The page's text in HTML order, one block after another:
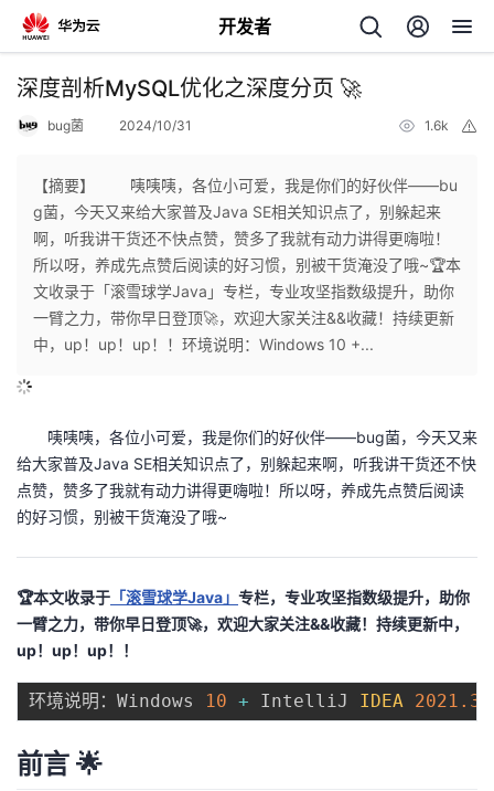
开发者
返
个
人
我
发
我
博
客
的
论
我
的
我
开
者
学
堂
我
的
Programs
我
的
支
持
我
的我
深度剖析MySQL优化之深度分页 🚀
bug菌 2024/10/31 1.6k
【摘要】 咦咦咦，各位小可爱，我是你们的好伙伴——bu
g菌，今天又来给大家普及Java SE相关知识点了，别躲起来
啊，听我讲干货还不快点赞，赞多了我就有动力讲得更嗨啦！
所以呀，养成先点赞后阅读的好习惯，别被干货淹没了哦~🏆本
文收录于「滚雪球学Java」专栏，专业攻坚指数级提升，助你
一臂之力，带你早日登顶🚀，欢迎大家关注&&收藏！持续更新
中，up！up！up！！环境说明：Windows 10 +...
咦咦咦，各位小可爱，我是你们的好伙伴——bug菌，今天又来
给大家普及Java SE相关知识点了，别躲起来啊，听我讲干货还不快
点赞，赞多了我就有动力讲得更嗨啦！所以呀，养成先点赞后阅读
的好习惯，别被干货淹没了哦~
🏆本文收录于 「滚雪球学Java」 专栏，专业攻坚指数级提升，助你
一臂之力，带你早日登顶🚀，欢迎大家关注&&收藏！持续更新中，
up！up！up！！
环境说明：Windows 10 + IntelliJ IDEA 2021.3
前言 🌟